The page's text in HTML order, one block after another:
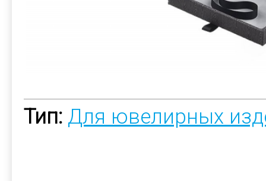
Тип: Для ювелирных